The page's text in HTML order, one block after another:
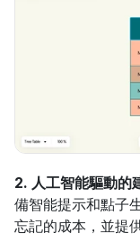
2. 人工智能驅動的
備智能提示和點子
忘記的成本，並提